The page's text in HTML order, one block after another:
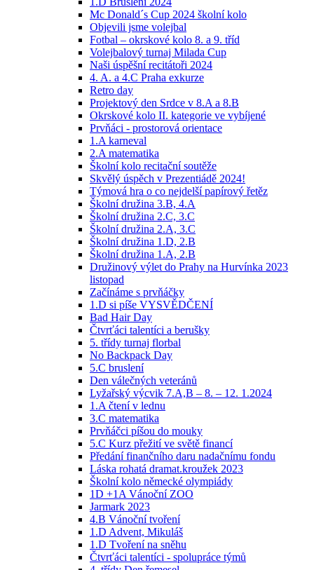
Mc Donald´s Cup 2024 školní kolo
Objevili jsme volejbal
Fotbal – okrskové kolo 8. a 9. tříd
Volejbalový turnaj Milada Cup
Naši úspěšní recitátoři 2024
4. A. a 4.C Praha exkurze
Retro day
Projektový den Srdce v 8.A a 8.B
Okrskové kolo II. kategorie ve vybíjené
Prvňáci - prostorová orientace
1.A karneval
2.A matematika
Školní kolo recitační soutěže
Skvělý úspěch v Prezentiádě 2024!
Týmová hra o co nejdelší papírový řetěz
Školní družina 3.B, 4.A
Školní družina 2.C, 3.C
Školní družina 2.A, 3.C
Školní družina 1.D, 2.B
Školní družina 1.A, 2.B
Družinový výlet do Prahy na Hurvínka 2023
listopad
Začínáme s prvňáčky
1.D si píše VYSVĚDČENÍ
Bad Hair Day
Čtvrťáci talentíci a berušky
5. třídy turnaj florbal
No Backpack Day
5.C bruslení
Den válečných veteránů
Lyžařský výcvik 7.A,B – 8. – 12. 1.2024
1.A čtení v lednu
3.C matematika
Prvňáčci píšou do mouky
5.C Kurz přežití ve světě financí
Předání finančního daru nadačnímu fondu
Láska rohatá dramat.kroužek 2023
Školní kolo německé olympiády
1D +1A Vánoční ZOO
Jarmark 2023
4.B Vánoční tvoření
1.D Advent, Mikuláš
1.D Tvoření na sněhu
Čtvrťáci talentíci - spolupráce týmů